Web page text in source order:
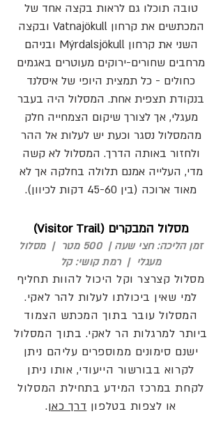
טובה תוכלו גם לראות בקצה אחד של
המכתשים את קרחון Vatnajökull ובקצה
השני את קרחון Mýrdalsjökull ובניהם
מרחבים שחורים-ירוקים מעוטרים באגמים
כחולים - כל תמצית היופי של איסלנד
בנקודת תצפית אחת. המסלול היה בעבר
מעגלי, אך לצורך שיקום הצמחייה חלק
מהמסלול נסגר וכעת יש לעלות אל ההר
ולחזור באותה הדרך. המסלול לא קשה
מדי, העלייה אמנם תלולה בחלקה אך לא
מאוד ארוכה (בין 45-60 דקות לכיוון).
מסלול המבקרים (Visitor Trail)
זמן הליכה: חצי שעה | 500 מטר | מסלול
מעגלי | רמת קושי: קל
מסלול קצרצר וקל היכול להוות תחליף
למי שאין ביכולתו לעלות להר לאקי.
המסלול עובר בתוך המכתש הצמוד
ביותר למרגלות הר לאקי. בתוך המסלול
ישנם סימונים ממוספרים עליהם ניתן
לקרוא בבורשור הייעודי, אותו ניתן
לקחת במרכז המידע בתחילת המסלול
או לצפות בטלפון דרך כאן.